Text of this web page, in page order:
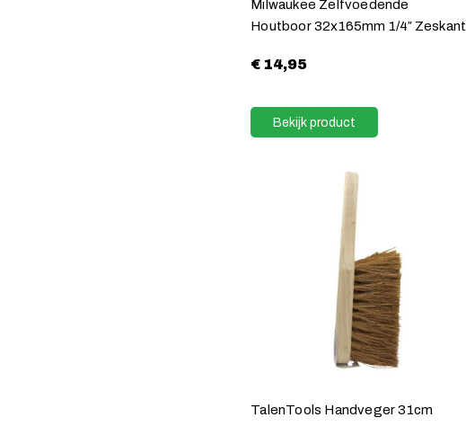
Milwaukee Zelfvoedende
Houtboor 32x165mm 1/4″ Zeskant
€ 14,95
Bekijk product
TalenTools Handveger 31cm